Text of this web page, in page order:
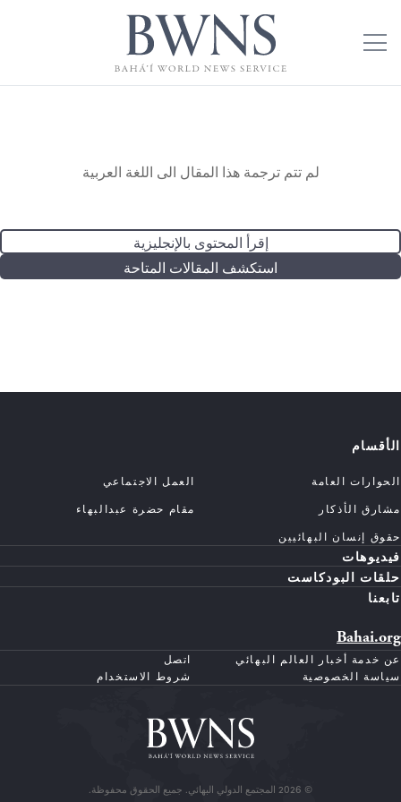
لم تتم ترجمة هذا المقال الى اللغة العربية
إقرأ المحتوى بالإنجليزية
استكشف المقالات المتاحة
الأقسام
الحوارات العامة
العمل الاجتماعي
مشارق الأذكار
مقام حضرة عبدالبهاء
حقوق إنسان البهائيين
فيديوهات
حلقات البودكاست
تابعنا
Bahai.org
عن خدمة أخبار العالم البهائي
اتصل
سياسة الخصوصية
شروط الاستخدام
© 2026 المجتمع الدولي البهائي. جميع الحقوق محفوظة.